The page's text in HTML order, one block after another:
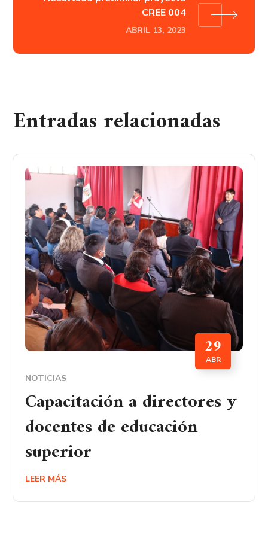
CREE 004
ABRIL 13, 2023
Entradas relacionadas
29
ABR
NOTICIAS
Capacitación a directores y
docentes de educación
superior
LEER MÁS